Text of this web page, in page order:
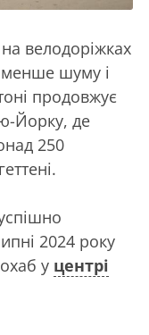
велодоріжках
менше шуму і
продовжує
Йорку, де
250
2024 року
у центрі